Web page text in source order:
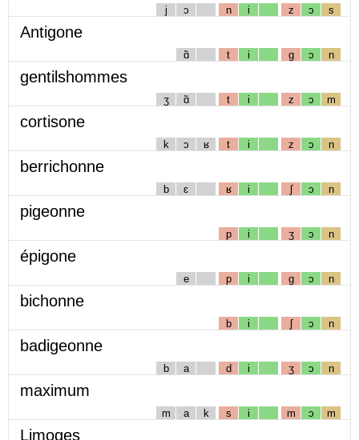
j ɔ n i z ɔ s
Antigone
ɑ̃ t i g ɔ n
gentilshommes
ʒ ɑ̃ t i z ɔ m
cortisone
k ɔ ʁ t i z ɔ n
berrichonne
b ɛ ʁ i ʃ ɔ n
pigeonne
p i ʒ ɔ n
épigone
e p i g ɔ n
bichonne
b i ʃ ɔ n
badigeonne
b a d i ʒ ɔ n
maximum
m a k s i m ɔ m
Limoges